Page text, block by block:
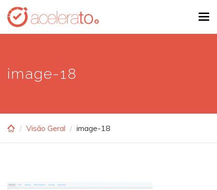
Skip
main
image-18
Visão Geral image-18